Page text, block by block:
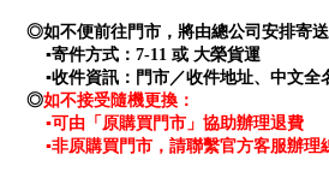
◎如不便前往門市，將由總公司安排寄送
▪寄件方式：7-11 或 大榮貨運
▪收件資訊：門市／收件地址、中文全
◎如不接受隨機更換：
▪可由「原購買門市」協助辦理退費
▪非原購買門市，請聯繫官方客服辦理